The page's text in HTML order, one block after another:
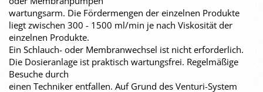
wartungsarm. Die Fördermengen der einzelnen Produkte
liegt zwischen 300 - 1500 ml/min je nach Viskosität der
einzelnen Produkte.
Ein Schlauch- oder Membranwechsel ist nicht erforderlich.
Die Dosieranlage ist praktisch wartungsfrei. Regelmäßige
Besuche durch
einen Techniker entfallen. Auf Grund des Venturi-System